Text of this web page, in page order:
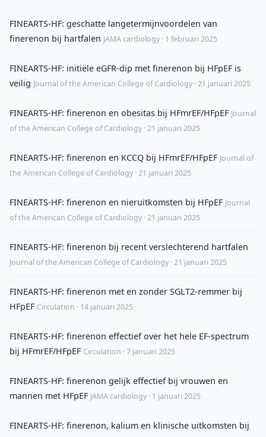
FINEARTS-HF: geschatte langetermijnvoordelen van
finerenon bij hartfalen JAMA cardiology · 1 februari 2025
FINEARTS-HF: initiële eGFR-dip met finerenon bij HFpEF is
veilig Journal of the American College of Cardiology · 21 januari 2025
FINEARTS-HF: finerenon en obesitas bij HFmrEF/HFpEF Journal
of the American College of Cardiology · 21 januari 2025
FINEARTS-HF: finerenon en KCCQ bij HFmrEF/HFpEF Journal of
the American College of Cardiology · 21 januari 2025
FINEARTS-HF: finerenon en nieruitkomsten bij HFpEF Journal
of the American College of Cardiology · 21 januari 2025
FINEARTS-HF: finerenon bij recent verslechterend hartfalen
Journal of the American College of Cardiology · 21 januari 2025
FINEARTS-HF: finerenon met en zonder SGLT2-remmer bij
HFpEF Circulation · 14 januari 2025
FINEARTS-HF: finerenon effectief over het hele EF-spectrum
bij HFmrEF/HFpEF Circulation · 7 januari 2025
FINEARTS-HF: finerenon gelijk effectief bij vrouwen en
mannen met HFpEF JAMA cardiology · 1 januari 2025
FINEARTS-HF: finerenon, kalium en klinische uitkomsten bij